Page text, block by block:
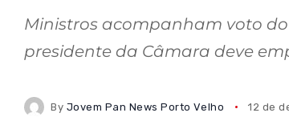
Ministros acompanham voto
presidente da Câmara deve
By Jovem Pan News Porto Velho 12 de